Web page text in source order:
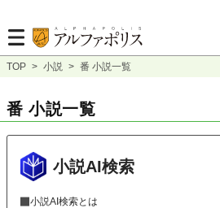
TOP > 小説 > 番 小説一覧
番 小説一覧
小説AI検索
小説AI検索とは